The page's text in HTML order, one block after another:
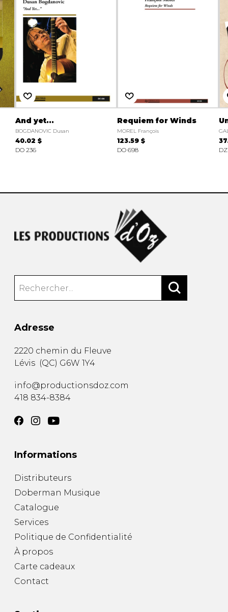
And yet...
BOGDANOVIC Dusan
40.02 $
DO 236
Requiem for Winds
MOREL François
123.59 $
DO 698
Adresse
2220 chemin du Fleuve
Lévis (QC) G6W 1Y4
info@productionsdoz.com
418 834-8384
Informations
Distributeurs
Doberman Musique
Catalogue
Services
Politique de Confidentialité
À propos
Carte cadeaux
Contact